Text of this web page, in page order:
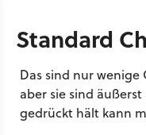
Standard
Das sind nur wenige
aber sie sind
gedrückt hält kann